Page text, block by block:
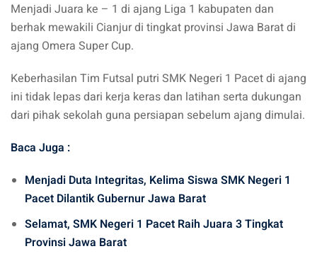
Menjadi Juara ke – 1 di ajang Liga 1 kabupaten dan
berhak mewakili Cianjur di tingkat provinsi Jawa Barat di
ajang Omera Super Cup.
Keberhasilan Tim Futsal putri SMK Negeri 1 Pacet di ajang
ini tidak lepas dari kerja keras dan latihan serta dukungan
dari pihak sekolah guna persiapan sebelum ajang dimulai.
Baca Juga :
Menjadi Duta Integritas, Kelima Siswa SMK Negeri 1
Pacet Dilantik Gubernur Jawa Barat
Selamat, SMK Negeri 1 Pacet Raih Juara 3 Tingkat
Provinsi Jawa Barat